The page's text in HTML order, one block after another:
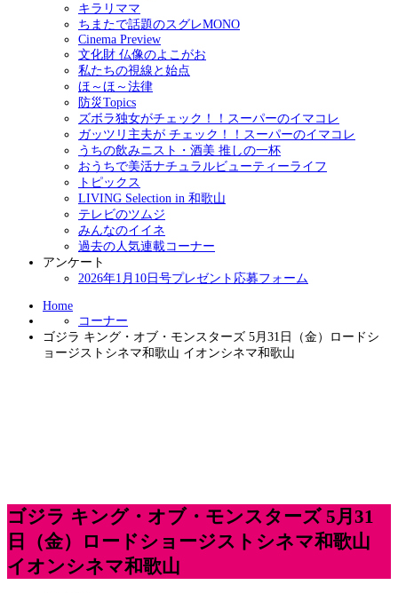
キラリママ
ちまたで話題のスグレMONO
Cinema Preview
文化財 仏像のよこがお
私たちの視線と始点
ほ～ほ～法律
防災Topics
ズボラ独女がチェック！！スーパーのイマコレ
ガッツリ主夫が チェック！！スーパーのイマコレ
うちの飲みニスト・酒美 推しの一杯
おうちで美活ナチュラルビューティーライフ
トピックス
LIVING Selection in 和歌山
テレビのツムジ
みんなのイイネ
過去の人気連載コーナー
アンケート
2026年1月10日号プレゼント応募フォーム
Home
コーナー
ゴジラ キング・オブ・モンスターズ 5月31日（金）ロードシ
ョージストシネマ和歌山 イオンシネマ和歌山
ゴジラ キング・オブ・モンスターズ 5月31
日（金）ロードショージストシネマ和歌山
イオンシネマ和歌山